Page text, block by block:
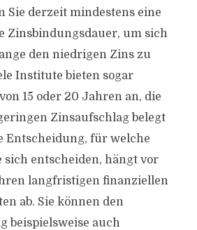
Sie derzeit mindestens eine
Zinsbindungsdauer, um sich
den niedrigen Zins zu
Institute bieten sogar
15 oder 20 Jahren an, die
Zinsaufschlag belegt
Entscheidung, für welche
sich entscheiden, hängt vor
langfristigen finanziellen
ab. Sie können den
beispielsweise auch